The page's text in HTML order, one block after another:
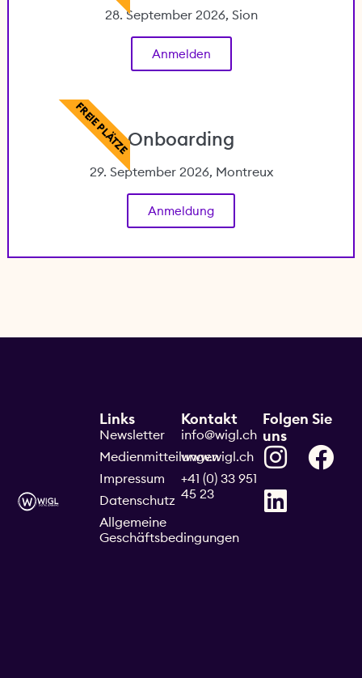
28. September 2026, Sion
Anmelden
Onboarding
29. September 2026, Montreux
Anmeldung
FREIE PLÄTZE
Kontakt
info@wigl.ch
www.wigl.ch
+41 (0) 33 951
45 23
Links
Newsletter
Medienmitteilungen
Impressum
Datenschutz
Allgemeine
Geschäftsbedingungen
Folgen Sie
uns